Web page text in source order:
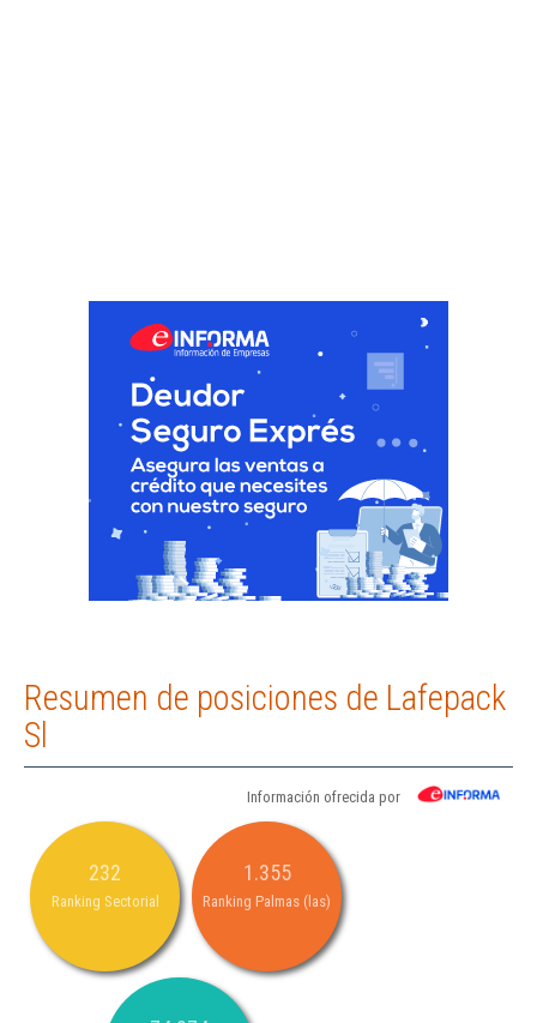
Resumen de posiciones de Lafepack
Sl
Información ofrecida por
232
Ranking Sectorial
1.355
Ranking Palmas (las)